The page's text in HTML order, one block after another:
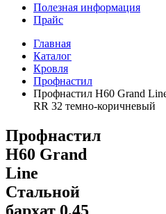
Полезная информация
Прайс
Главная
Каталог
Кровля
Профнастил
Профнастил Н60 Grand
RR 32 темно-коричневый
Профнастил
Н60 Grand
Line
Стальной